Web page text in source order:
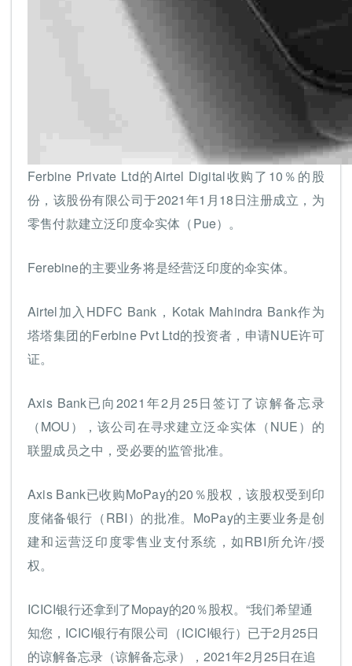
Ferbine Private Ltd的Airtel Digital收购了10％的股
份，该股份有限公司于2021年1月18日注册成立，为
零售付款建立泛印度伞实体（Pue）。
Ferebine的主要业务将是经营泛印度的伞实体。
Airtel加入HDFC Bank，Kotak Mahindra Bank作为
塔塔集团的Ferbine Pvt Ltd的投资者，申请NUE许可
证。
Axis Bank已向2021年2月25日签订了谅解备忘录
（MOU），该公司在寻求建立泛伞实体（NUE）的
联盟成员之中，受必要的监管批准。
Axis Bank已收购MoPay的20％股权，该股权受到印
度储备银行（RBI）的批准。MoPay的主要业务是创
建和运营泛印度零售业支付系统，如RBI所允许/授
权。
ICICI银行还拿到了Mopay的20％股权。“我们希望通
知您，ICICI银行有限公司（ICICI银行）已于2月25日
的谅解备忘录（谅解备忘录），2021年2月25日在追